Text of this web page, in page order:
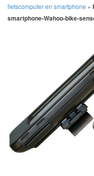
fietscomputer en smartphone »
smartphone-Wahoo-bike-